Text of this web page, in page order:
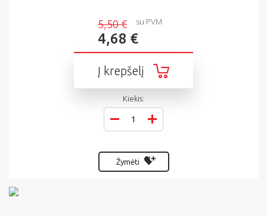
5,50 €
4,68 €
su PVM
Į krepšelį
Kiekis:
Žymėti